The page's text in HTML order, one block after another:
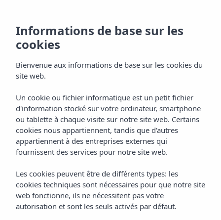
Punta Prima Resort
& Spa
Accueil Hôtels
Menorca
Insotel Punta Prima Resort & Spa *****
Services
Équipements, animation et bien-
être pour profiter de chaque
minute
Chez Insotel Punta Prima Resort & Spa, nous vous
Informations de base sur les
cookies
Bienvenue aux informations de base sur les cookies du
site web.
Un cookie ou fichier informatique est un petit fichier
d'information stocké sur votre ordinateur, smartphone
ou tablette à chaque visite sur notre site web. Certains
cookies nous appartiennent, tandis que d'autres
appartiennent à des entreprises externes qui
fournissent des services pour notre site web.
Les cookies peuvent être de différents types: les
cookies techniques sont nécessaires pour que notre site
web fonctionne, ils ne nécessitent pas votre
autorisation et sont les seuls activés par défaut.